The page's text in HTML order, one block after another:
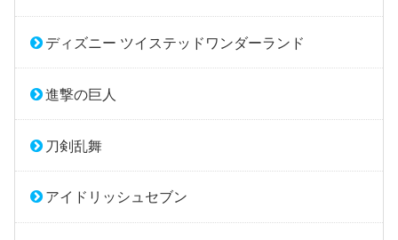
ディズニー ツイステッドワンダーランド
進撃の巨人
刀剣乱舞
アイドリッシュセブン